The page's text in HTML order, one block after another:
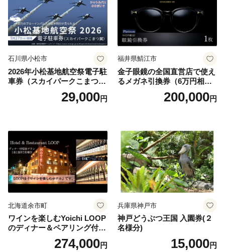
石川県小松市
2026年小松基地航空祭電子駐
車券（スカイパークこまつ
翼） 駐車場 シャトルバスの
りばすぐ 石川県 小松市
29,000円
福井県鯖江市
金子眼鏡の全国直営店で使え
るメガネ引換券（6万円相
当） Platinum200,000円
北海道余市町
ワインを楽しむYoichi LOOP
のディナー＆ペアリング付宿
泊プラン＜デラックスツイン
274,000円
兵庫県神戸市
神戸どうぶつ王国 入園券(２
名様分)
15,000円